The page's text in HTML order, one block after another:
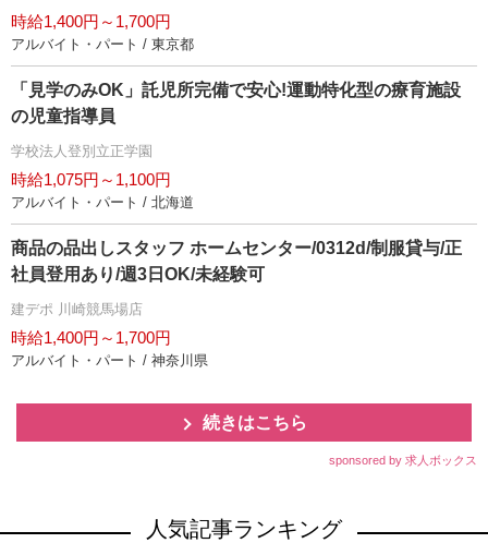
時給1,400円～1,700円
アルバイト・パート / 東京都
「見学のみOK」託児所完備で安心!運動特化型の療育施設
の児童指導員
学校法人登別立正学園
時給1,075円～1,100円
アルバイト・パート / 北海道
商品の品出しスタッフ ホームセンター/0312d/制服貸与/正
社員登用あり/週3日OK/未経験可
建デポ 川崎競馬場店
時給1,400円～1,700円
アルバイト・パート / 神奈川県
続きはこちら
sponsored by 求人ボックス
人気記事ランキング